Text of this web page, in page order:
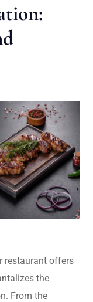
restaurant offers
the
From the